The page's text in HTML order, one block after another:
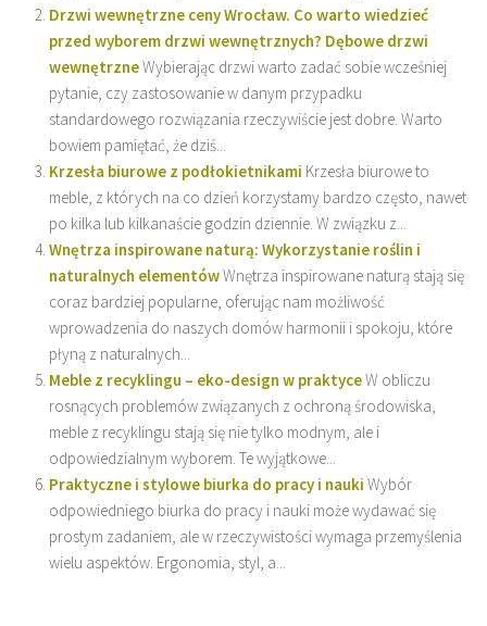
Drzwi wewnętrzne ceny Wrocław. Co warto wiedzieć
przed wyborem drzwi wewnętrznych? Dębowe drzwi
wewnętrzneWybierając drzwi warto zadać sobie wcześniej
pytanie, czy zastosowanie w danym przypadku
standardowego rozwiązania rzeczywiście jest dobre. Warto
bowiem pamiętać, że dziś...
Krzesła biurowe z podłokietnikami Krzesła biurowe to
meble, z których na co dzień korzystamy bardzo często, nawet
po kilka lub kilkanaście godzin dziennie. W związku z...
Wnętrza inspirowane naturą: Wykorzystanie roślin i
naturalnych elementówWnętrza inspirowane naturą stają się
coraz bardziej popularne, oferując nam możliwość
wprowadzenia do naszych domów harmonii i spokoju, które
płyną z naturalnych...
Meble z recyklingu – eko-design w praktyceW obliczu
rosnących problemów związanych z ochroną środowiska,
meble z recyklingu stają się nie tylko modnym, ale i
odpowiedzialnym wyborem. Te wyjątkowe...
Praktyczne i stylowe biurka do pracy i nauki Wybór
odpowiedniego biurka do pracy i nauki może wydawać się
prostym zadaniem, ale w rzeczywistości wymaga przemyślenia
wielu aspektów. Ergonomia, styl, a...